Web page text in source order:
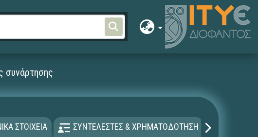
συνάρτησης
ΣΤΟΙΧΕΙΑ ΣΥΝΤΕΛΕΣΤΕΣ & ΧΡΗΜΑΤΟΔΟΤΗΣΗ